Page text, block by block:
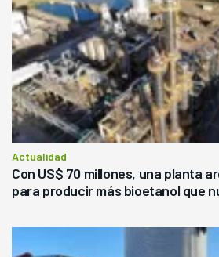
Actualidad
Con US$ 70 millones, una planta
para producir más bioetanol que